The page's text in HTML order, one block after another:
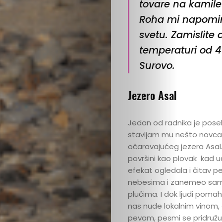
tovare na
Roha mi
svetu. Zamislite
temperaturi od
Surovo.
Jezero Asal
Jedan od radnika je
stavljam mu nešto
očaravajućeg jezera
površini kao plovak kad
efekat ogledala i čitav
nebesima i zanemeo
plućima. I dok ljudi
nas nude lokalnim
pevam, pesmi se